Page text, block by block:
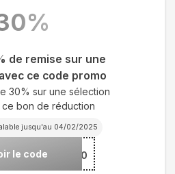
de remise sur une
ce code promo
30% sur une sélection
bon de réduction
jusqu'au 04/02/2025
le code***TER30
%